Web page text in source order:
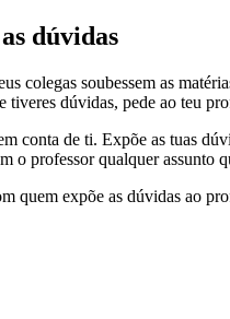
dúvidas
colegas soubessem as
dúvidas, pede ao teu
conta de ti. Expõe as tuas
o professor qualquer assunto
quem expõe as dúvidas ao